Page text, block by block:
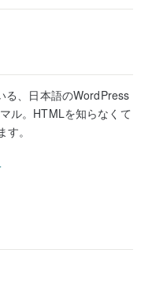
る、日本語のWordPress
ル。HTMLを知らなくて
。